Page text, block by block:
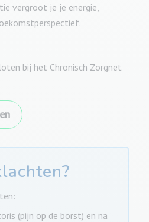
vergroot je je energie,
bij het Chronisch Zorgnet
(pijn op de borst) en na